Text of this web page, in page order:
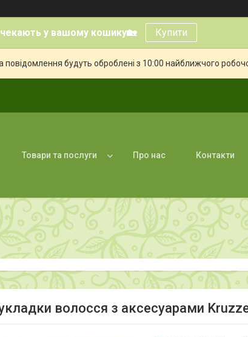
у вашому кошику🏡 Купити
будуть оброблені з 10:00 найближчого
Товари та послуги Про нас Контакти
волосся з аксесуарами